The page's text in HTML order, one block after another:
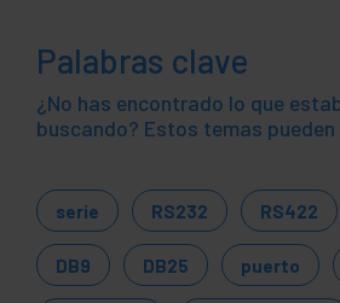
Palabras clave
¿No has encontrado lo que
buscando? Estos temas
serie RS232 RS422
DB9 DB25 puerto